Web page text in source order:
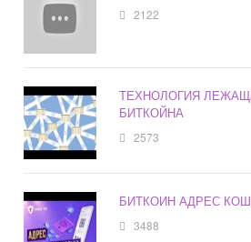
2122
ТЕХНОЛОГИЯ
БИТКОЙНА
2573
БИТКОИН АДРЕС
3488